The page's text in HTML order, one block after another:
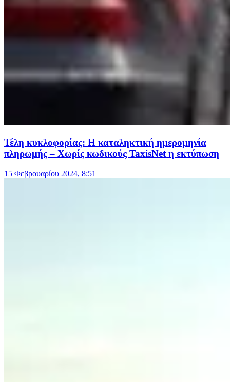
Τέλη κυκλοφορίας: Η καταληκτική ημερομηνία
πληρωμής – Χωρίς κωδικούς TaxisNet η εκτύπωση
15 Φεβρουαρίου 2024, 8:51